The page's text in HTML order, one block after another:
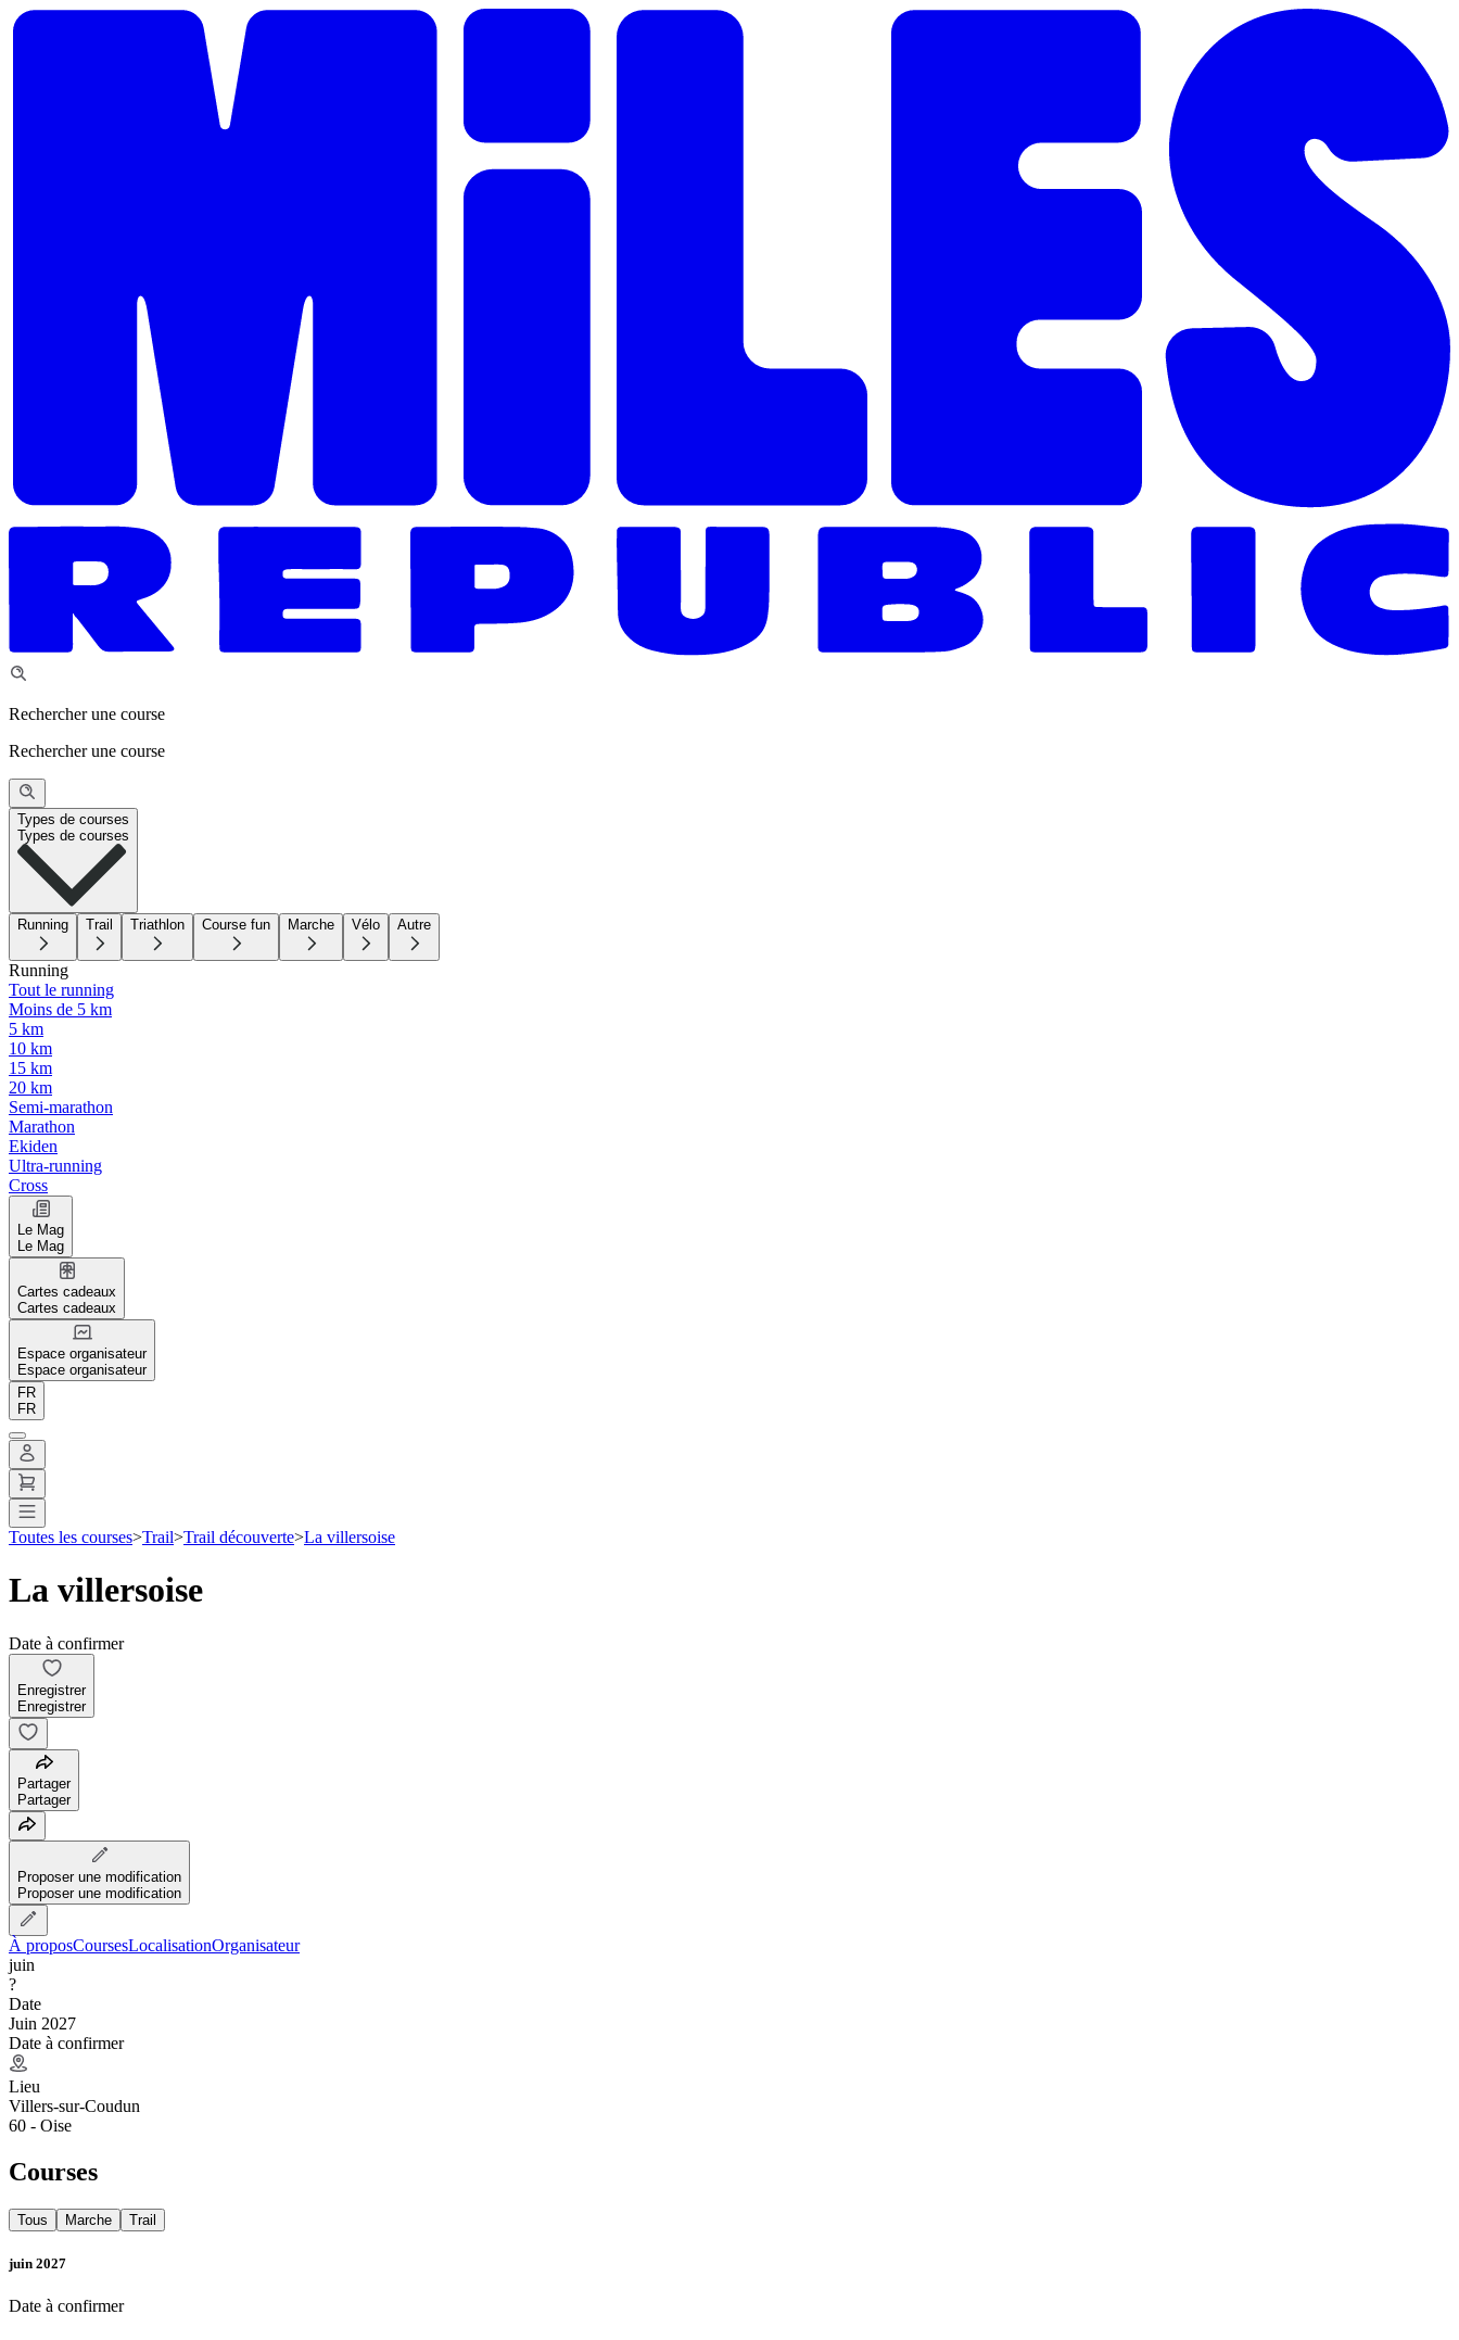
Rechercher une course
Rechercher une course
Types de courses
Types de courses
Running Trail Triathlon Course fun Marche Vélo Autre
Running
Tout le running
Moins de 5 km
5 km
10 km
15 km
20 km
Semi-marathon
Marathon
Ekiden
Ultra-running
Cross
Le Mag
Le Mag
Cartes cadeaux
Cartes cadeaux
Espace organisateur
Espace organisateur
FR
FR
Toutes les courses>Trail>Trail découverte>La villersoise
La villersoise
Date à confirmer
Enregistrer
Enregistrer
Partager
Partager
Proposer une modification
Proposer une modification
À proposCoursesLocalisationOrganisateur
juin
?
Date
Juin 2027
Date à confirmer
Lieu
Villers-sur-Coudun
60 - Oise
Courses
Tous Marche Trail
juin 2027
Date à confirmer